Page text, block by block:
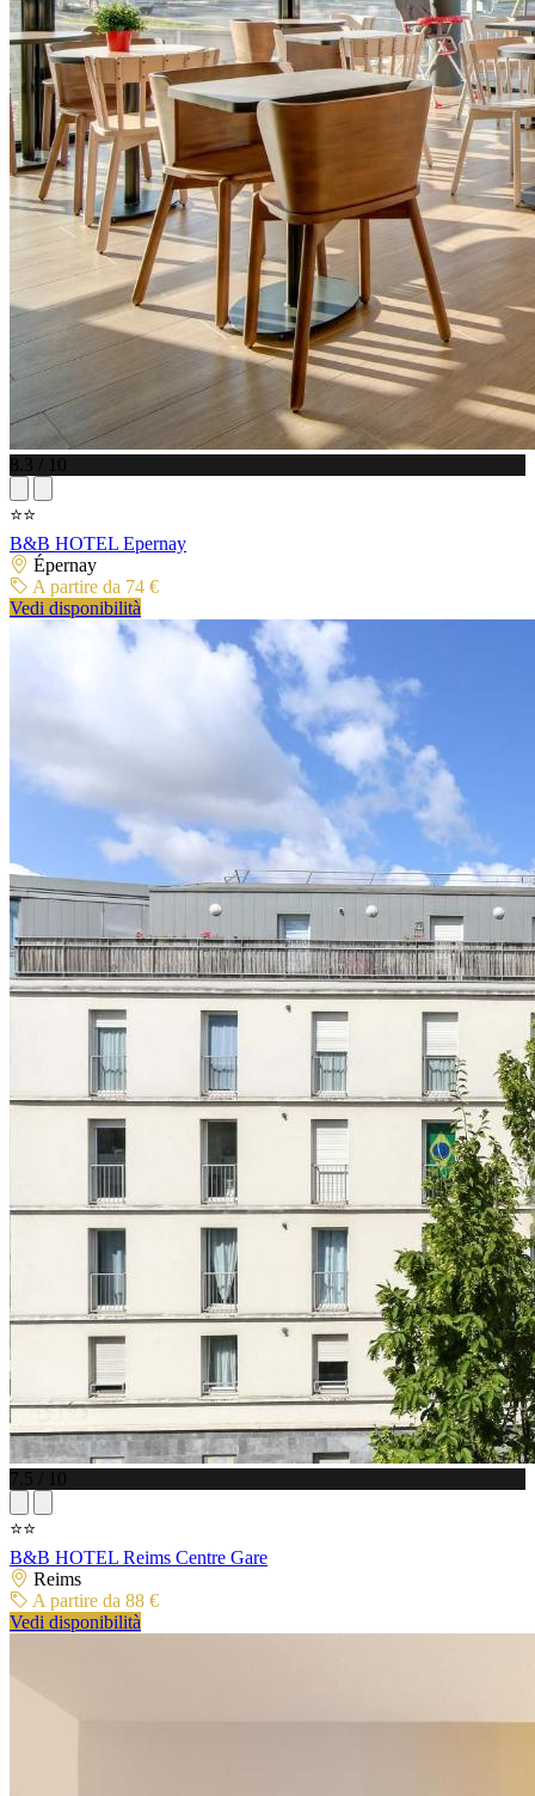
8.3 / 10
⭐⭐
B&B HOTEL Epernay
Épernay
A partire da 74 €
Vedi disponibilità
7.5 / 10
⭐⭐
B&B HOTEL Reims Centre Gare
Reims
A partire da 88 €
Vedi disponibilità